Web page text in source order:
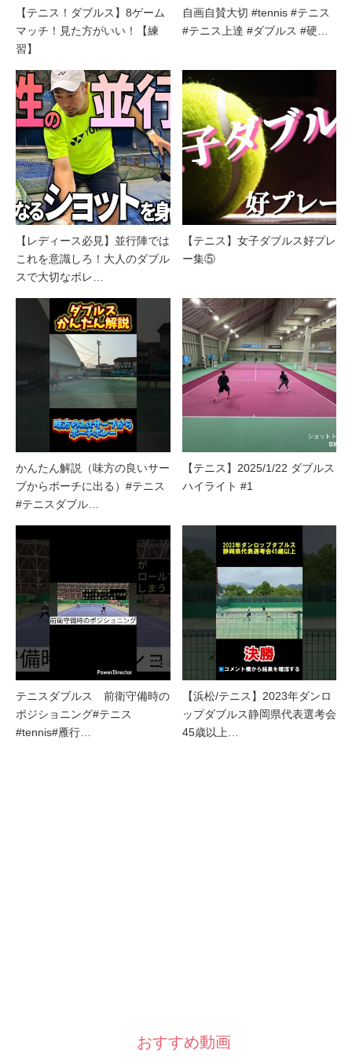
【テニス！ダブルス】8ゲーム
マッチ！見た方がいい！【練
習】
自画自賛大切 #tennis #テニス
#テニス上達 #ダブルス #硬…
【レディース必見】並行陣では
これを意識しろ！大人のダブル
スで大切なボレ…
【テニス】女子ダブルス好プレ
ー集⑤
かんたん解説（味方の良いサー
ブからポーチに出る）#テニス
#テニスダブル…
【テニス】2025/1/22 ダブルス
ハイライト #1
テニスダブルス 前衛守備時の
ポジショニング#テニス
#tennis#雁行…
【浜松/テニス】2023年ダンロ
ップダブルス静岡県代表選考会
45歳以上…
おすすめ動画